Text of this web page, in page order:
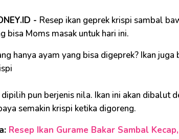
- Resep ikan geprek krispi sambal
bisa Moms masak untuk hari ini.
hanya ayam yang bisa digeprek? Ikan
dipilih pun berjenis nila. Ikan ini akan dibalut
semakin krispi ketika digoreng.
Resep Ikan Gurame Bakar Sambal